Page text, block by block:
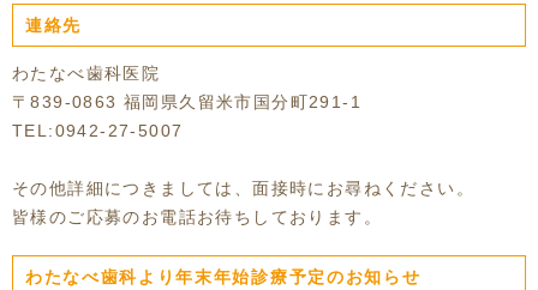
連絡先
わたなべ歯科医院
〒839-0863 福岡県久留米市国分町291-1
TEL:0942-27-5007
その他詳細につきましては、面接時にお尋ねください。
皆様のご応募のお電話お待ちしております。
わたなべ歯科より年末年始診療予定のお知らせ